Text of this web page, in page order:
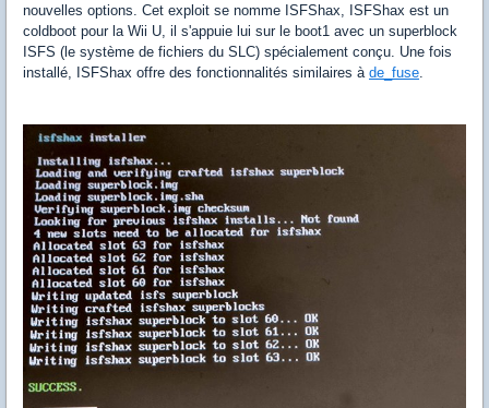
nouvelles options. Cet exploit se nomme ISFShax, ISFShax est un
coldboot pour la Wii U, il s'appuie lui sur le boot1 avec un superblock
ISFS (le système de fichiers du SLC) spécialement conçu. Une fois
installé, ISFShax offre des fonctionnalités similaires à de_fuse